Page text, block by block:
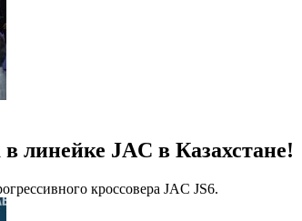
линейке JAC в Казахстане!
кроссовера JAC JS6.